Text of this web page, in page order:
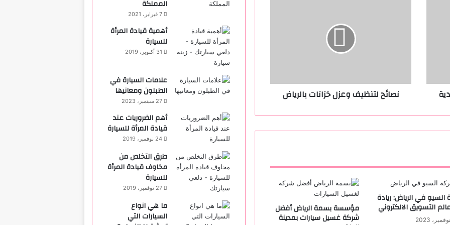
عن برادو للبيع في سوق الإمارات
ظ
و
ز
ا
ت
نصائح لتنظيف وعزل خزانات بالرياض
في الرياض: ريادة
التسويق الالكتروني مؤسسة بسمة الرياض أفضل
شركة غسيل سيارات بمدينة
المملكة
7 فبراير، 2021
أهمية قيادة المرأة
للسيارة
31 أكتوبر، 2019
علامات السيارة في
الطبلون ومعانيها
27 سبتمبر، 2023
أهم الضروريات عند
قيادة المرأة للسيارة
24 نوفمبر، 2019
طرق التخلص من
مخاوف قيادة المرأة
للسيارة
27 نوفمبر، 2019
ما هي انواع
السيارات التي